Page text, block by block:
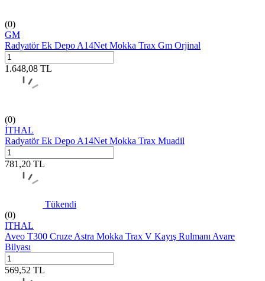
(0)
GM
Radyatör Ek Depo A14Net Mokka Trax Gm Orjinal
1.648,08 TL
(0)
İTHAL
Radyatör Ek Depo A14Net Mokka Trax Muadil
781,20 TL
Tükendi
(0)
ITHAL
Aveo T300 Cruze Astra Mokka Trax V Kayış Rulmanı Avare
Bilyası
569,52 TL